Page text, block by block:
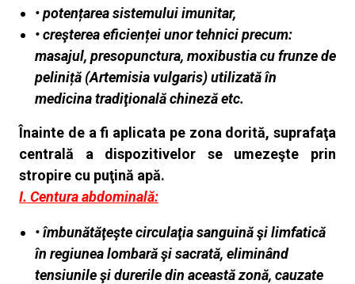
• potențarea sistemului imunitar,
• creşterea eficienței unor tehnici precum:
masajul, presopunctura, moxibustia cu frunze de
peliniță (Artemisia vulgaris) utilizată în
medicina tradiţionalăchineză etc.
Înainte de a fi aplicata pe zona dorită, suprafaţa
centrală a dispozitivelor se umezeşte prin
stropire cu puţină apă.
I. Centura abdominală:
• îmbunătăţeşte circulaţia sanguină şi limfatică
în regiunea lombară şi sacrată, eliminând
tensiunile şi durerile din această zonă, cauzate